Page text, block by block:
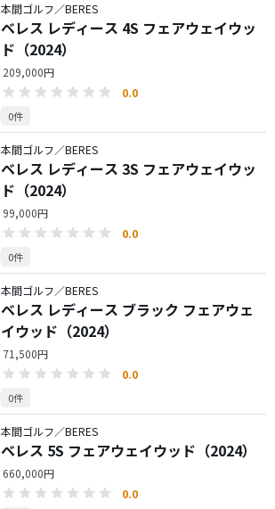
本間ゴルフ／BERES
ベレス レディース 4S フェアウェイウッ
ド（2024）
209,000円
0.0
0件
本間ゴルフ／BERES
ベレス レディース 3S フェアウェイウッ
ド（2024）
99,000円
0.0
0件
本間ゴルフ／BERES
ベレス レディース ブラック フェアウェ
イウッド（2024）
71,500円
0.0
0件
本間ゴルフ／BERES
ベレス 5S フェアウェイウッド（2024）
660,000円
0.0